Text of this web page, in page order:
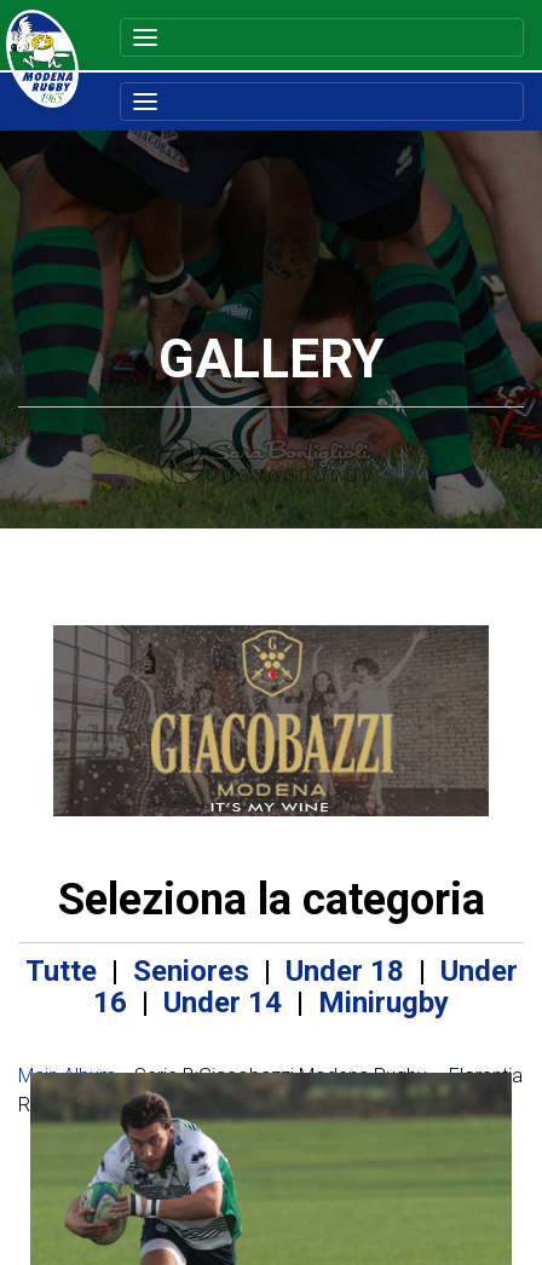
GALLERY
Seleziona la categoria
Tutte| Seniores | Under 18 | Under
16 | Under 14 | Minirugby
Main Album» Serie B:Giacobazzi Modena Rugby – Florentia
Rugby